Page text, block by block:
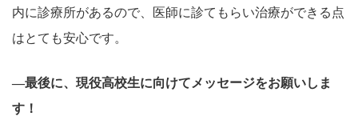
内に診療所があるので、医師に診てもらい治療ができる点
はとても安心です。
―最後に、現役高校生に向けてメッセージをお願いしま
す！